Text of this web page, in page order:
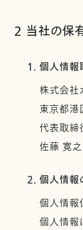
2 当社の保
1. 個人情報
株式会社
東京都港
代表取締
佐藤 寛之
2. 個人情報
個人情報
個人情報